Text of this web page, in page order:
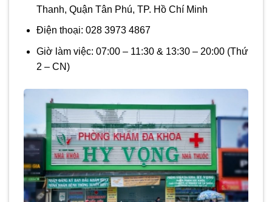
Thanh, Quận Tân Phú, TP. Hồ Chí Minh
Điện thoại: 028 3973 4867
Giờ làm việc: 07:00 – 11:30 & 13:30 – 20:00 (Thứ
2 – CN)